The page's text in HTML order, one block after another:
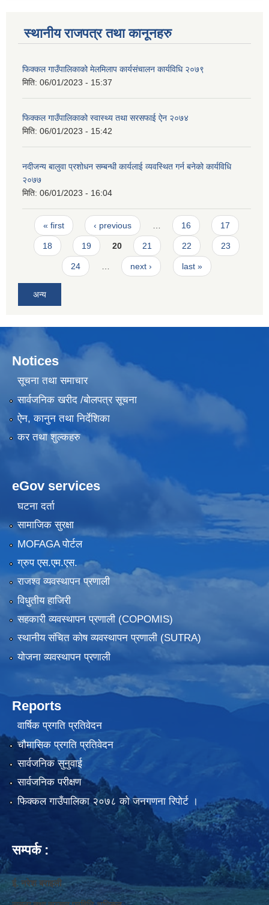
स्थानीय राजपत्र तथा कानूनहरु
फिक्कल गाउँपालिकाको मेलमिलाप कार्यसंचालन कार्यविधि २०७९
मिति: 06/01/2023 - 15:37
फिक्कल गाउँपालिकाको स्वास्थ्य तथा सरसफाई ऐन २०७४
मिति: 06/01/2023 - 15:42
नदीजन्य बालुवा प्रशोधन सम्बन्धी कार्यलाई व्यवस्थित गर्न बनेको कार्यविधि
२०७७
मिति: 06/01/2023 - 16:04
Pages
« first ‹ previous … 16 17
18 19 20 21 22 23
24 … next › last »
अन्य
Notices
सूचना तथा समाचार
सार्वजनिक खरीद /बोलपत्र सूचना
ऐन, कानुन तथा निर्देशिका
कर तथा शुल्कहरु
eGov services
घटना दर्ता
सामाजिक सुरक्षा
MOFAGA पोर्टल
ग्रुप एस.एम.एस.
राजश्व व्यवस्थापन प्रणाली
विधुतीय हाजिरी
सहकारी व्यवस्थापन प्रणाली (COPOMIS)
स्थानीय संचित कोष व्यवस्थापन प्रणाली (SUTRA)
योजना व्यवस्थापन प्रणाली
Reports
वार्षिक प्रगति प्रतिवेदन
चौमासिक प्रगति प्रतिवेदन
सार्वजनिक सुनुवाई
सार्वजनिक परीक्षण
फिक्कल गाउँपालिका २०७८ को जनगणना रिपोर्ट ।
सम्पर्क :
ई. नरेश बराइली